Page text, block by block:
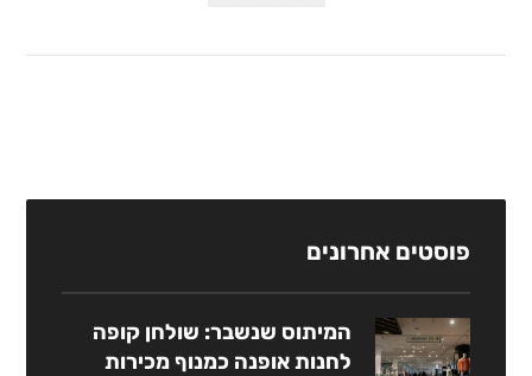
פוסטים אחרונים
המיתוס שנשבר: שולחן קופה
לחנות אופנה כמנוף מכירות